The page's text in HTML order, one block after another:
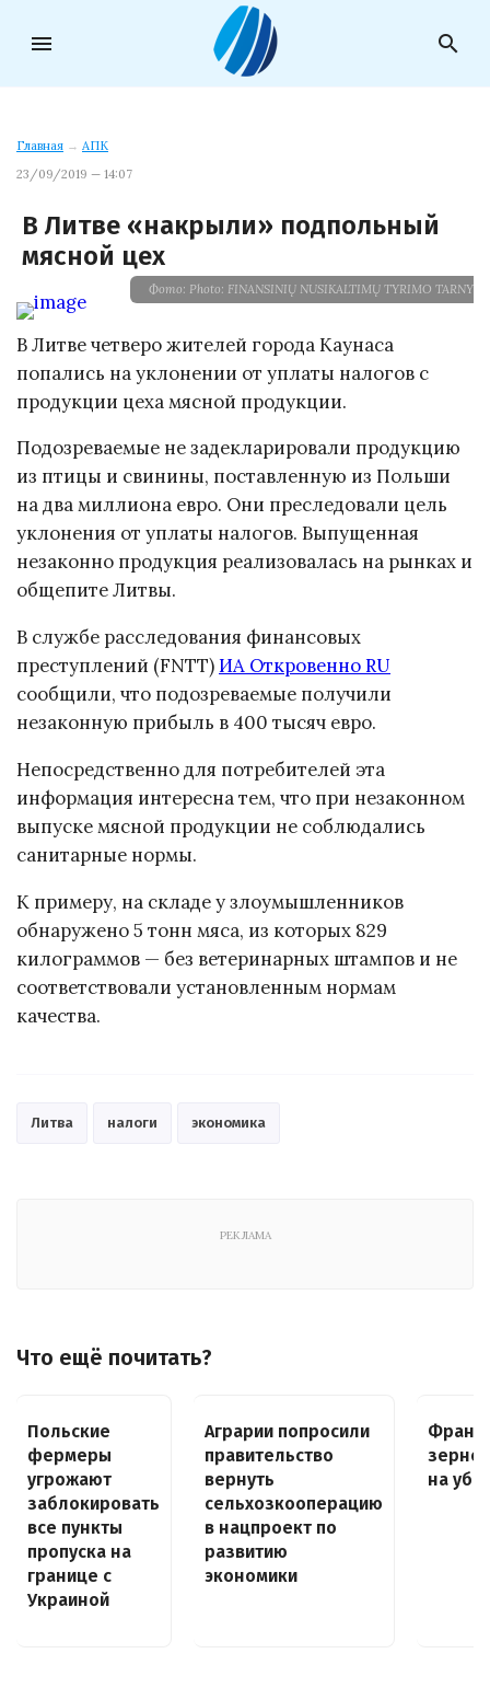
menu search
Главная → АПК
23/09/2019 — 14:07
В Литве «накрыли» подпольный
мясной цех
Фото: Photo: FINANSINIŲ NUSIKALTIMŲ TYRIMO TARNYBA
В Литве четверо жителей города Каунаса
попались на уклонении от уплаты налогов с
продукции цеха мясной продукции.
Подозреваемые не задекларировали продукцию
из птицы и свинины, поставленную из Польши
на два миллиона евро. Они преследовали цель
уклонения от уплаты налогов. Выпущенная
незаконно продукция реализовалась на рынках и
общепите Литвы.
В службе расследования финансовых
преступлений (FNTT)ИА Откровенно RU
сообщили, что подозреваемые получили
незаконную прибыль в 400 тысяч евро.
Непосредственно для потребителей эта
информация интересна тем, что при незаконном
выпуске мясной продукции не соблюдались
санитарные нормы.
К примеру, на складе у злоумышленников
обнаружено 5 тонн мяса, из которых 829
килограммов — без ветеринарных штампов и не
соответствовали установленным нормам
качества.
Литва налоги экономика
РЕКЛАМА
Что ещё почитать?
Польские
фермеры
угрожают
заблокировать
все пункты
пропуска на
границе с
Украиной
Аграрии попросили
правительство
вернуть
сельхозкооперацию
в нацпроект по
развитию
экономики
зерно
на